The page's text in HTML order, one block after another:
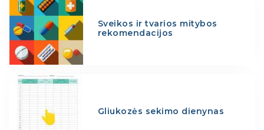
Sveikos ir tvarios mitybos
rekomendacijos
Gliukozės sekimo dienynas